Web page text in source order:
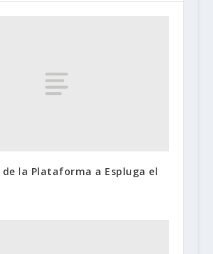
de la Plataforma a Espluga el